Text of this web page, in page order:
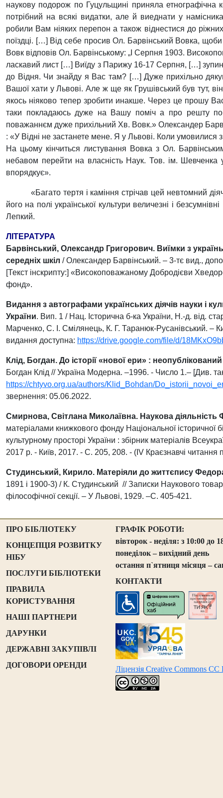
наукову подорож по Гуцульщині приняла
потрібний на всякі видатки, але й виеднати у
робили Вам ніяких перепон а також віднестися до
поїздці. […] Від себе просив Ол. Барвінський Вовка,
Вовк відповів Ол. Барвінському: „І Серпня 1903.
ласкавий лист […] Виїду з Парижу 16-17 Серпня, […]
до Відня. Чи знайду я Вас там? […] Дуже прихільно
Вашої хати у Львові. Але ж ще як Грушівський був тут,
якось ніяково тепер зробити инакше. Через це прошу
таки покладаюсь дуже на Вашу поміч а про решту
поважаннєм дуже прихільний Хв. Вовк.» Олександер
: «У Відні не застанете мене. Я у Львові. Коли
На цьому кінчиться листування Вовка з Ол.
небавом перейти на власність Наук. Тов. ім. Шевченка
впорядкує».
«Багато тертя і каміння стрічав цей невтомний
його на полі української культури величезні і
Лепкий.
ЛІТЕРАТУРА
Барвінський, Олександр Григорович. Виїмки з
середніх шкіл / Олександер Барвінський. – 3-тє вид.,
[Текст інскрипту:] «Високоповажаному Добродієви
фонд».
Видання з автографами українських діячів науки і
України. Вип. 1 / Нац. Історична б-ка України, Н.-д. від.
Марченко, С. І. Смілянець, К. Г. Таранюк-Русанівський. –
видання доступна: https://drive.google.com/file/d/
Клід, Богдан. До історії «нової ери» :
Богдан Клід // Україна Модерна. –1996. - Число 1.– [Див.
https://chtyvo.org.ua/authors/Klid_Bohdan/
звернення: 05.06.2022.
Смирнова, Світлана Миколаївна. Наукова
матеріалами книжкового фонду Національної історичної
культурному просторі України : збірник матеріалів
2017 р. - Київ, 2017. - С. 205, 208. - (ІV Краєзнавчі читання
Студинський, Кирило. Матеріяли до життєпису
1891 і 1900-3) / К. Студинський // Записки Наукового
філософічної секції. – У Львові, 1929. –С. 405-421.
ПРО БІБЛІОТЕКУ
КОНЦЕПЦІЯ РОЗВИТКУ
НІБУ
ПОСЛУГИ БІБЛІОТЕКИ
ПРАВИЛА
КОРИСТУВАННЯ
НАШІ ПАРТНЕРИ
ДАРУНКИ
ДЕРЖАВНІ ЗАКУПІВЛІ
ДОГОВОРИ ОРЕНДИ
ГРАФІК РОБОТИ:
вівторок - неділя: з 10:00 до
понеділок – вихідний день
остання п`ятниця місяця –
КОНТАКТИ
Ліцензія Creative Commons